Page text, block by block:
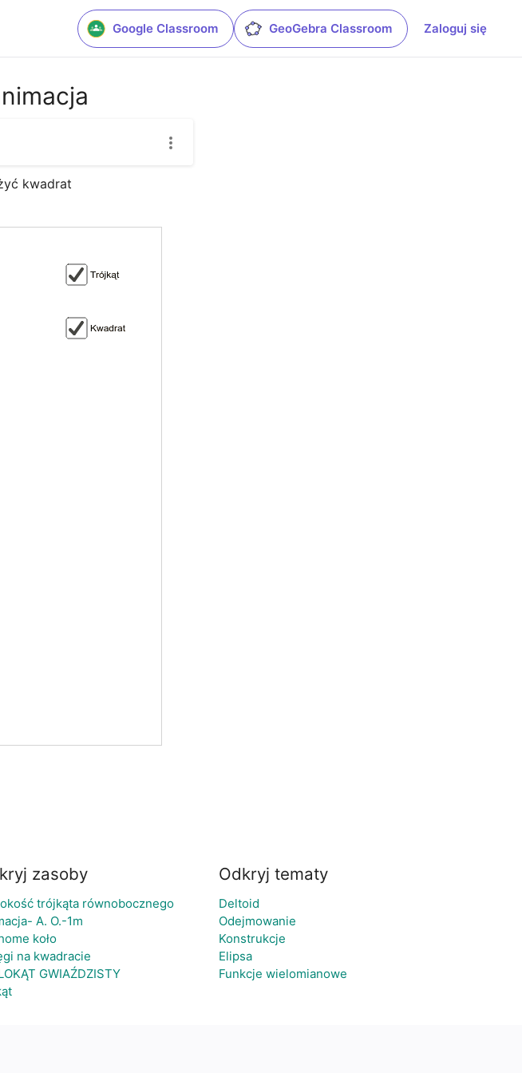
Google Classroom GeoGebra Classroom Zaloguj się
kwadrat
zasoby
trójkąta równobocznego
A. O.-1m
koło
na kwadracie
GWIAŹDZISTY
Odkryj tematy
Deltoid
Odejmowanie
Konstrukcje
Elipsa
Funkcje wielomianowe